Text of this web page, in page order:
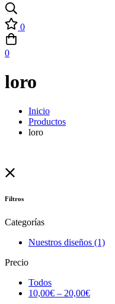
0
0
loro
Inicio
Productos
loro
Filtros
Categorías
Nuestros diseños (1)
Precio
Todos
10,00€ – 20,00€